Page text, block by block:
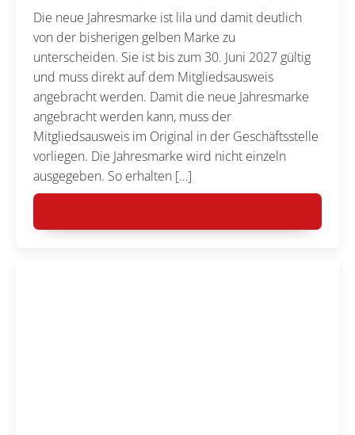
Die neue Jahresmarke ist lila und damit deutlich
von der bisherigen gelben Marke zu
unterscheiden. Sie ist bis zum 30. Juni 2027 gültig
und muss direkt auf dem Mitgliedsausweis
angebracht werden. Damit die neue Jahresmarke
angebracht werden kann, muss der
Mitgliedsausweis im Original in der Geschäftsstelle
vorliegen. Die Jahresmarke wird nicht einzeln
ausgegeben. So erhalten […]